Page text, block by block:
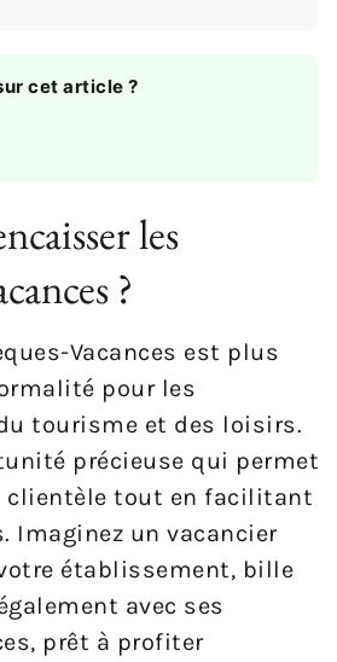
cet article ?
les
?
Vacances est plus
pour les
tourisme et des loisirs.
précieuse qui permet
clientèle tout en facilitant
Imaginez un vacancier
établissement, bille
avec ses
prêt à profiter